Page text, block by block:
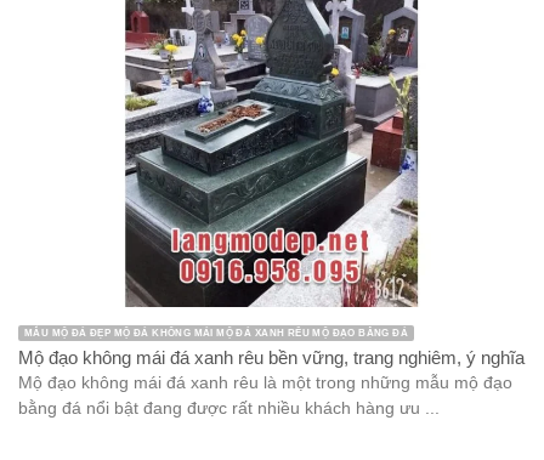
MẪU MỘ ĐÁ ĐẸP MỘ ĐÁ KHÔNG MÁI MỘ ĐÁ XANH RÊU MỘ ĐẠO BẰNG ĐÁ
Mộ đạo không mái đá xanh rêu bền vững, trang nghiêm, ý nghĩa
Mộ đạo không mái đá xanh rêu là một trong những mẫu mộ đạo
bằng đá nổi bật đang được rất nhiều khách hàng ưu ...